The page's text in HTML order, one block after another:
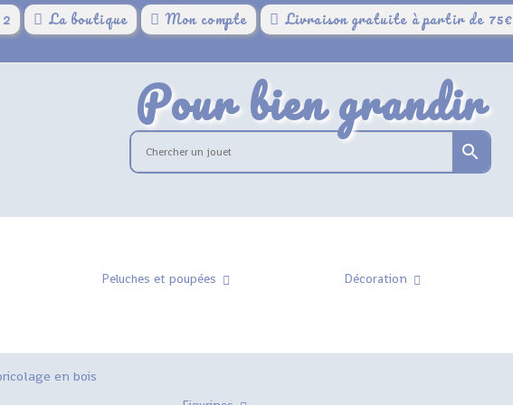
La boutique Mon compte Livraison gratuite à partir de 75€
Pour bien grandir
Peluches et poupées Décoration
en bois